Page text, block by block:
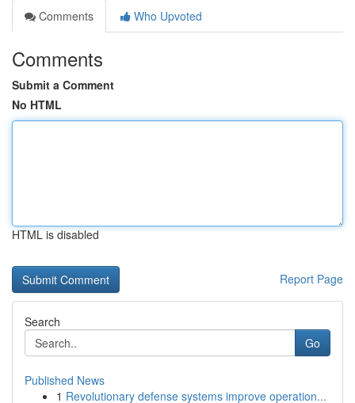
Comments
Who Upvoted
Comments
Submit a Comment
No HTML
HTML is disabled
Report Page
Search
Go
Published News
1 Revolutionary defense systems improve operation...